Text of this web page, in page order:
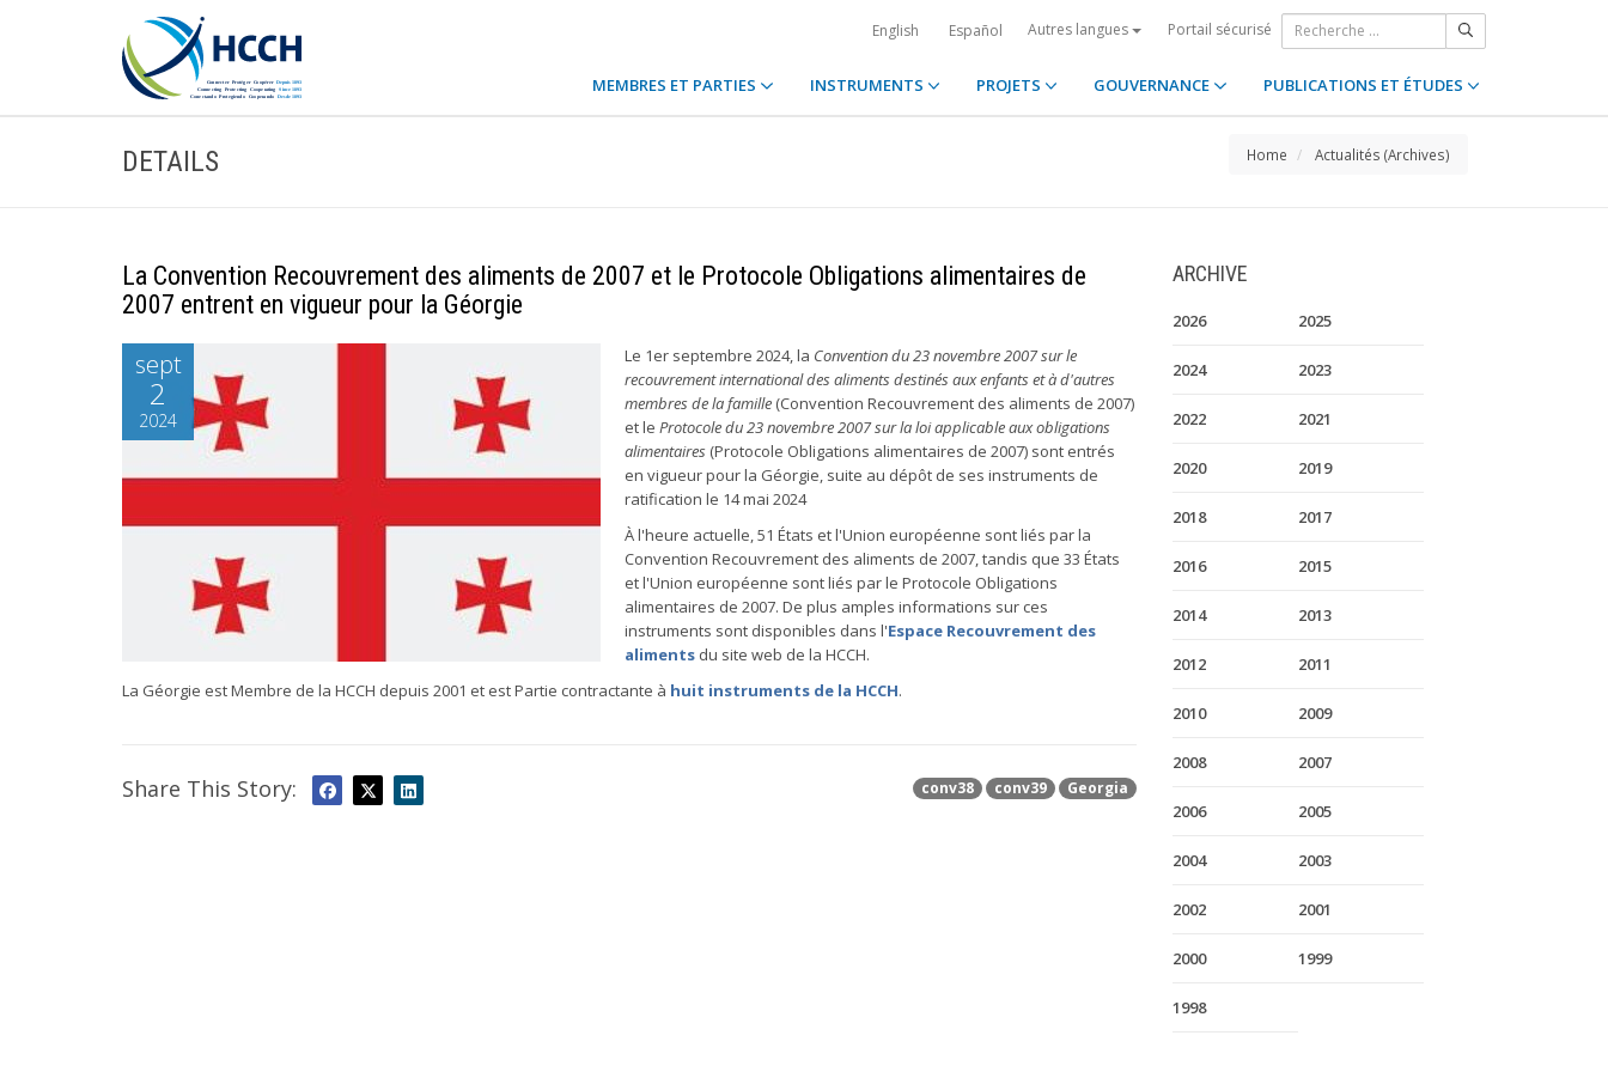
English Español Autres langues Portail sécurisé
MEMBRES ET PARTIES INSTRUMENTS PROJETS GOUVERNANCE PUBLICATIONS ET ÉTUDES
DETAILS Home Actualités (Archives)
La Convention Recouvrement des aliments de 2007 et le Protocole Obligations alimentaires de
2007 entrent en vigueur pour la Géorgie
sept
2
2024
Le 1er septembre 2024, la Convention du 23 novembre 2007 sur le
recouvrement international des aliments destinés aux enfants et à d'autres
membres de la famille (Convention Recouvrement des aliments de 2007)
et le Protocole du 23 novembre 2007 sur la loi applicable aux obligations
alimentaires (Protocole Obligations alimentaires de 2007) sont entrés
en vigueur pour la Géorgie, suite au dépôt de ses instruments de
ratification le 14 mai 2024
À l'heure actuelle, 51 États et l'Union européenne sont liés par la
Convention Recouvrement des aliments de 2007, tandis que 33 États
et l'Union européenne sont liés par le Protocole Obligations
alimentaires de 2007. De plus amples informations sur ces
instruments sont disponibles dans l'Espace Recouvrement des
aliments du site web de la HCCH.
La Géorgie est Membre de la HCCH depuis 2001 et est Partie contractante à huit instruments de la HCCH.
conv38 conv39 Georgia
Share This Story:
ARCHIVE
2026 2025
2024 2023
2022 2021
2020 2019
2018 2017
2016 2015
2014 2013
2012 2011
2010 2009
2008 2007
2006 2005
2004 2003
2002 2001
2000 1999
1998